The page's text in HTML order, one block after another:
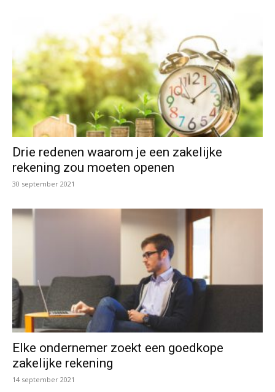
Drie redenen waarom je een zakelijke
rekening zou moeten openen
30 september 2021
Elke ondernemer zoekt een goedkope
zakelijke rekening
14 september 2021